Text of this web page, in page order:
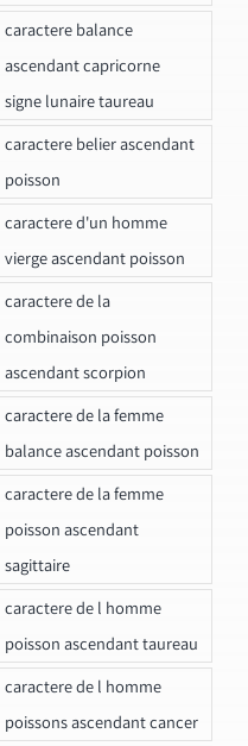
caractere balance
ascendant capricorne
signe lunaire taureau
caractere belier ascendant
poisson
caractere d'un homme
vierge ascendant poisson
caractere de la
combinaison poisson
ascendant scorpion
caractere de la femme
balance ascendant poisson
caractere de la femme
poisson ascendant
sagittaire
caractere de l homme
poisson ascendant taureau
caractere de l homme
poissons ascendant cancer